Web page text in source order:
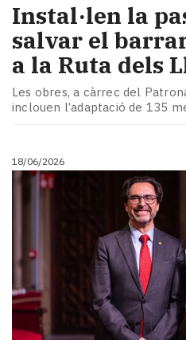
Instal·len la
salvar el
a la Ruta dels
Les obres, a càrrec del
inclouen l’adaptació de 135
18/06/2026